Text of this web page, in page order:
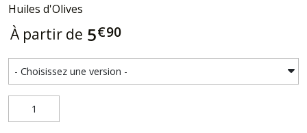
Huiles d'Olives
À partir de 5€90